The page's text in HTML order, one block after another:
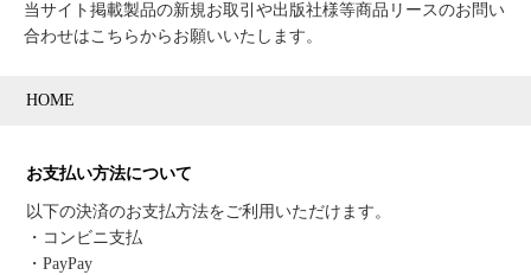
当サイト掲載製品の新規お取引や出版社様等商品リースのお問い
合わせはこちらからお願いいたします。
HOME
お支払い方法について
以下の決済のお支払方法をご利用いただけます。
・コンビニ支払
・PayPay